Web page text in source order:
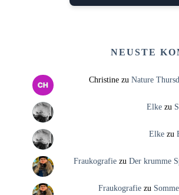
NEUSTE
Christinezu Nature
Elkezu
Elkezu
Fraukografiezu Der krumme
Fraukografiezu